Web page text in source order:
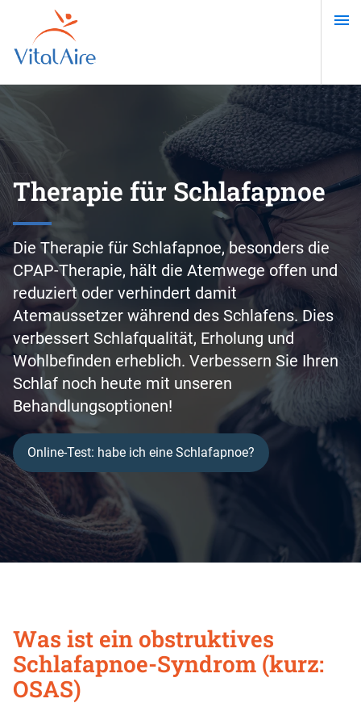
Inhalt
Therapie für Schlafapnoe
Die Therapie für Schlafapnoe, besonders die
CPAP-Therapie, hält die Atemwege offen und
reduziert oder verhindert damit
Atemaussetzer während des Schlafens. Dies
verbessert Schlafqualität, Erholung und
Wohlbefinden erheblich. Verbessern Sie Ihren
Schlaf noch heute mit unseren
Behandlungsoptionen!
Online-Test: habe ich eine Schlafapnoe?
Was ist ein obstruktives
Schlafapnoe-Syndrom (kurz:
OSAS)